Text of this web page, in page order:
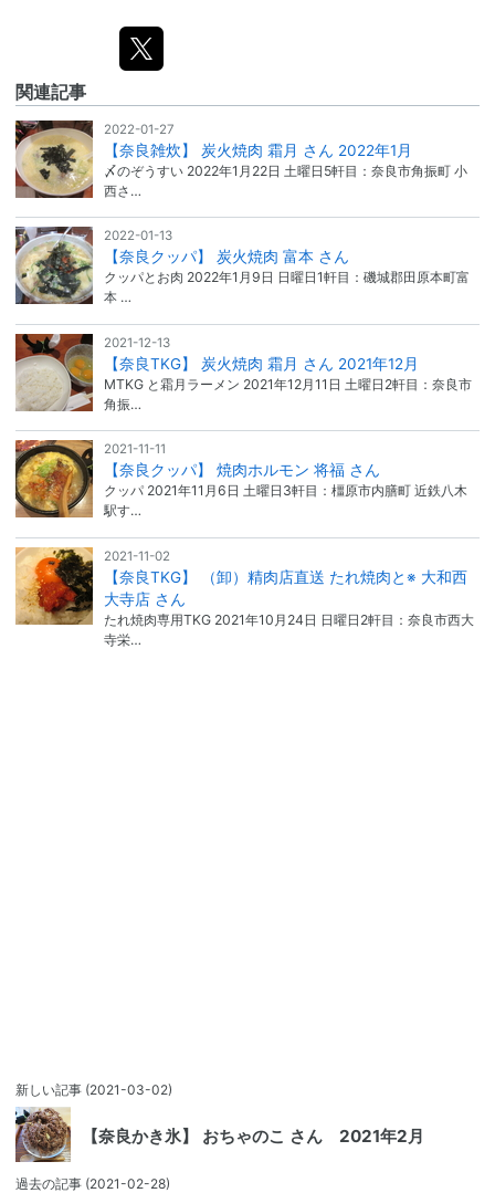
関連記事
2022-01-27
【奈良雑炊】 炭火焼肉 霜月 さん 2022年1月
〆のぞうすい 2022年1月22日 土曜日5軒目：奈良市角振町 小
西さ…
2022-01-13
【奈良クッパ】 炭火焼肉 富本 さん
クッパとお肉 2022年1月9日 日曜日1軒目：磯城郡田原本町富
本 …
2021-12-13
【奈良TKG】 炭火焼肉 霜月 さん 2021年12月
MTKG と霜月ラーメン 2021年12月11日 土曜日2軒目：奈良市
角振…
2021-11-11
【奈良クッパ】 焼肉ホルモン 将福 さん
クッパ 2021年11月6日 土曜日3軒目：橿原市内膳町 近鉄八木
駅す…
2021-11-02
【奈良TKG】 （卸）精肉店直送 たれ焼肉と※ 大和西
大寺店 さん
たれ焼肉専用TKG 2021年10月24日 日曜日2軒目：奈良市西大
寺栄…
新しい記事 (2021-03-02)
【奈良かき氷】 おちゃのこ さん 2021年2月
過去の記事 (2021-02-28)